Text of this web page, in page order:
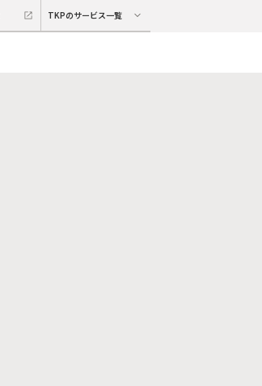
TKPのサービス一覧